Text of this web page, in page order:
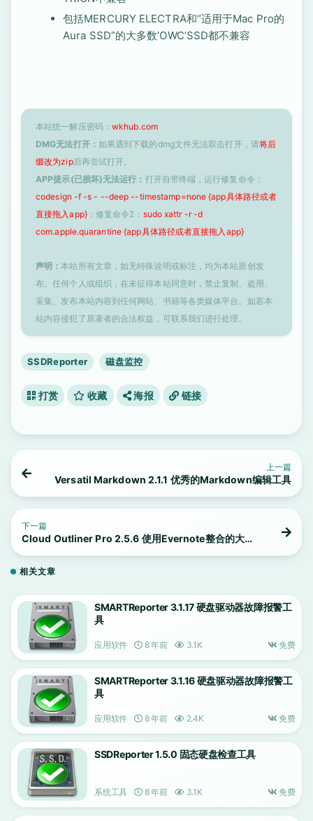
包括MERCURY ELECTRA和“适用于Mac Pro的
Aura SSD”的大多数’OWC’SSD都不兼容
本站统一解压密码： wkhub.com
DMG无法打开： 如果遇到下载的dmg文件无法双击打开，请将后
缀改为zip后再尝试打开。
APP提示(已损坏)无法运行： 打开自带终端，运行修复命令：
codesign -f -s - --deep --timestamp=none {app具体路径或者
直接拖入app}；修复命令2： sudo xattr -r -d
com.apple.quarantine {app具体路径或者直接拖入app}
声明：本站所有文章，如无特殊说明或标注，均为本站原创发
布。任何个人或组织，在未征得本站同意时，禁止复制、盗用、
采集、发布本站内容到任何网站、书籍等各类媒体平台。如若本
站内容侵犯了原著者的合法权益，可联系我们进行处理。
SSDReporter 磁盘监控
打赏 收藏 海报 链接
上一篇
Versatil Markdown 2.1.1 优秀的Markdown编辑工具
下一篇
Cloud Outliner Pro 2.5.6 使用Evernote整合的大纲
相关文章
SMARTReporter 3.1.17 硬盘驱动器故障报警工
具
应用软件 8 年前 3.1K 免费
SMARTReporter 3.1.16 硬盘驱动器故障报警工
具
应用软件 8 年前 2.4K 免费
SSDReporter 1.5.0 固态硬盘检查工具
系统工具 8 年前 3.1K 免费